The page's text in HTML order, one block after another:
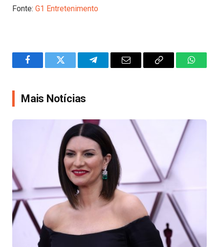
Fonte: G1 Entretenimento
FacebookTwitter TelegramEmail
Copy
Mais Notícias